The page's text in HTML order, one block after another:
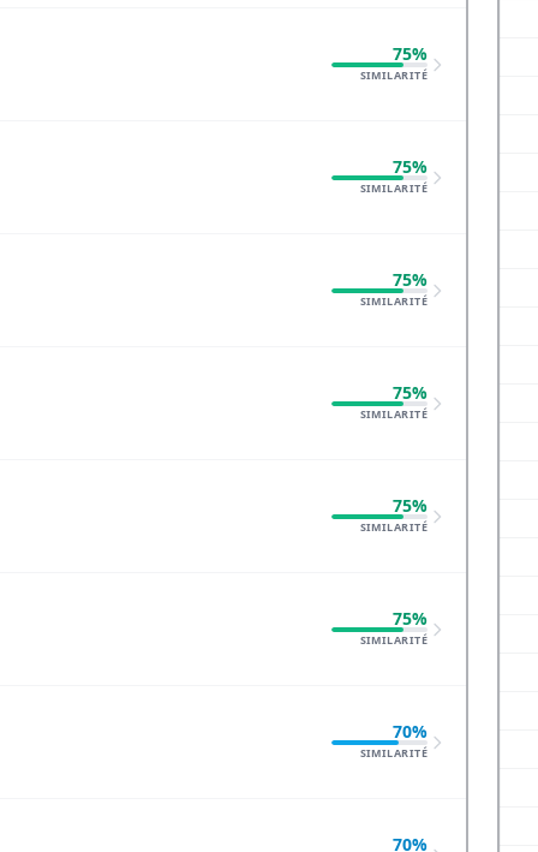
75%
SIMILARITÉ
75%
SIMILARITÉ
75%
SIMILARITÉ
75%
SIMILARITÉ
75%
SIMILARITÉ
75%
SIMILARITÉ
70%
SIMILARITÉ
70%